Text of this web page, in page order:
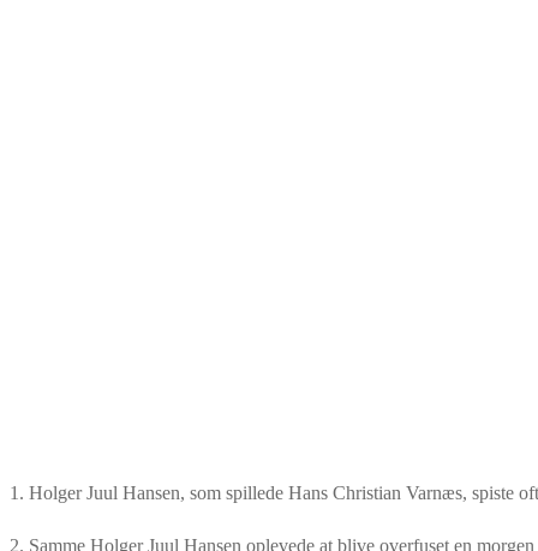
1. Holger Juul Hansen, som spillede Hans Christian Varnæs, spiste
2. Samme Holger Juul Hansen oplevede at blive overfuset en